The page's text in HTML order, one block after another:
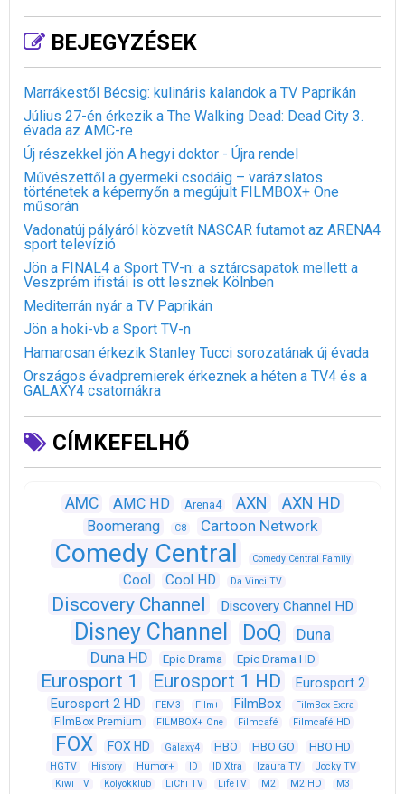
BEJEGYZÉSEK
Marrákestől Bécsig: kulináris kalandok a TV Paprikán
Július 27-én érkezik a The Walking Dead: Dead City 3.
évada az AMC-re
Új részekkel jön A hegyi doktor - Újra rendel
Művészettől a gyermeki csodáig – varázslatos
történetek a képernyőn a megújult FILMBOX+ One
műsorán
Vadonatúj pályáról közvetít NASCAR futamot az ARENA4
sport televízió
Jön a FINAL4 a Sport TV-n: a sztárcsapatok mellett a
Veszprém ifistái is ott lesznek Kölnben
Mediterrán nyár a TV Paprikán
Jön a hoki-vb a Sport TV-n
Hamarosan érkezik Stanley Tucci sorozatának új évada
Országos évadpremierek érkeznek a héten a TV4 és a
GALAXY4 csatornákra
CÍMKEFELHŐ
AMC AMC HD Arena4 AXN AXN HD
Boomerang C8 Cartoon Network
Comedy Central Comedy Central Family
Cool Cool HD Da Vinci TV
Discovery Channel Discovery Channel HD
Disney Channel DoQ
Duna
Duna HD
Epic Drama Epic Drama HD
Eurosport 1 Eurosport 1 HD
Eurosport 2
Eurosport 2 HD
FEM3 Film+ FilmBox FilmBox Extra
FilmBox Premium FILMBOX+ One Filmcafé Filmcafé HD
FOX FOX HD Galaxy4 HBO HBO GO HBO HD
HGTV History Humor+ ID ID Xtra Izaura TV
Jocky TV
Kiwi TV
Kölyökklub LiChi TV LifeTV M2 M2 HD M3